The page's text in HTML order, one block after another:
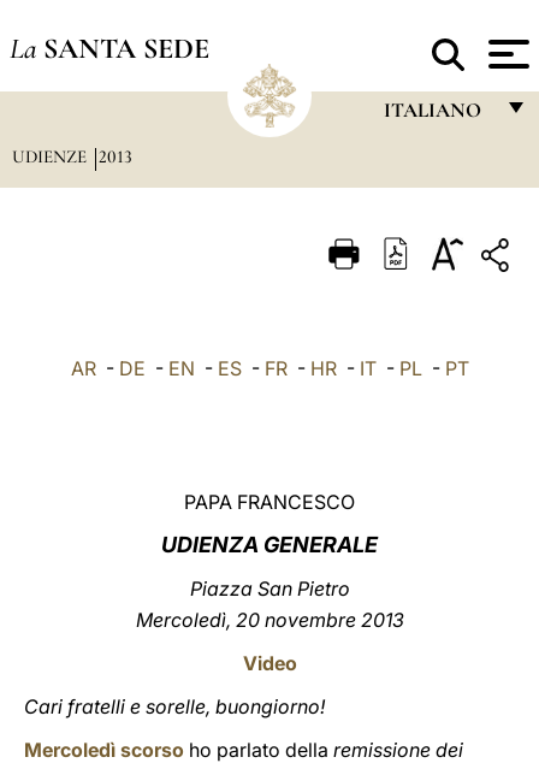
La SANTA SEDE
ITALIANO
ITALIANO
UDIENZE 2013
AR- DE - EN - ES- FR- HR- IT- PL- PT
PAPA FRANCESCO
UDIENZA GENERALE
Piazza San Pietro
Mercoledì, 20 novembre 2013
Video
Cari fratelli e sorelle, buongiorno!
Mercoledì scorso ho parlato della remissione dei